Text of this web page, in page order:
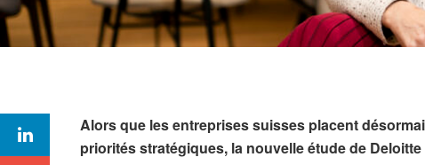
Alors que les entreprises suisses placent
priorités stratégiques, la nouvelle étude de